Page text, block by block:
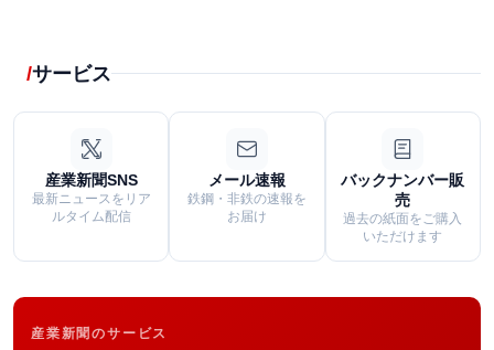
サービス
産業新聞SNS
最新ニュースをリア
ルタイム配信
メール速報
鉄鋼・非鉄の速報を
お届け
バックナンバー販
売
過去の紙面をご購入
いただけます
産業新聞のサービス